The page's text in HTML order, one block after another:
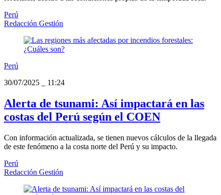
Perú
Redacción Gestión
Perú
30/07/2025
11:24
Alerta de tsunami: Así impactará en las
costas del Perú según el COEN
Con información actualizada, se tienen nuevos cálculos de la llegada
de este fenómeno a la costa norte del Perú y su impacto.
Perú
Redacción Gestión